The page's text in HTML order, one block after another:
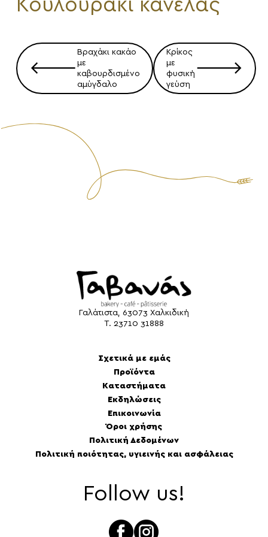
Κουλουράκι κανέλας
Πλοήγηση
άρθρων
🡐
Βραχάκι κακάο
με
καβουρδισμένο
αμύγδαλο
Κρίκος
με
φυσική
γεύση
🡒
Σχετικά με εμάς
Προϊόντα
Καταστήματα
Εκδηλώσεις
Επικοινωνία
Όροι χρήσης
Πολιτική Δεδομένων
Πολιτική ποιότητας, υγιεινής και ασφάλειας
Γαλάτιστα, 63073 Χαλκιδική
Τ. 23710 31888
Follow us!